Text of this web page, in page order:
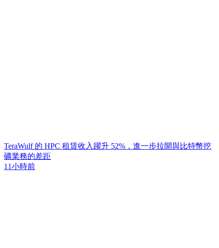
TeraWulf 的 HPC 租賃收入躍升 52%，進一步拉開與比特幣挖
礦業務的差距
11小時前